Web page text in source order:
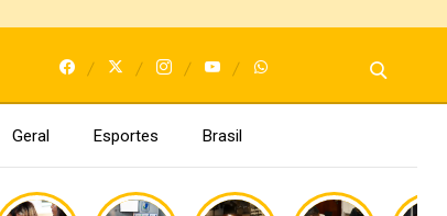
Geral Esportes Brasil